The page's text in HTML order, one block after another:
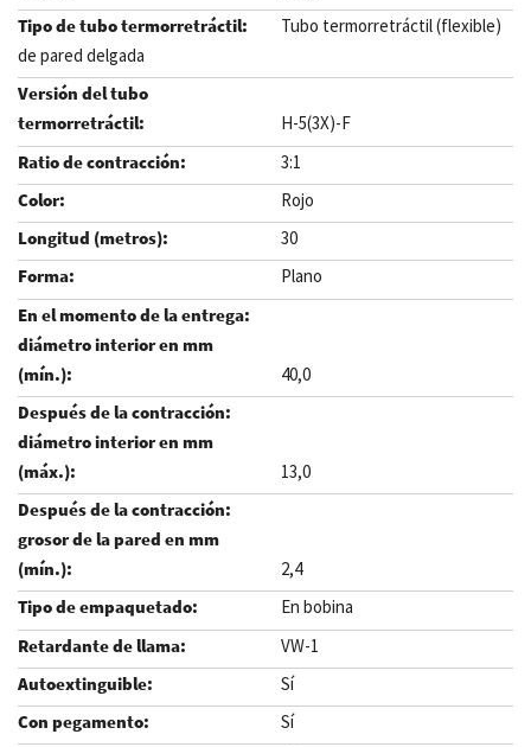
Tubo termorretráctil (flexible)
de pared delgada
H-5(3X)-F
3:1
Rojo
30
Plano
40,0
13,0
2,4
En bobina
VW-1
Sí
Sí